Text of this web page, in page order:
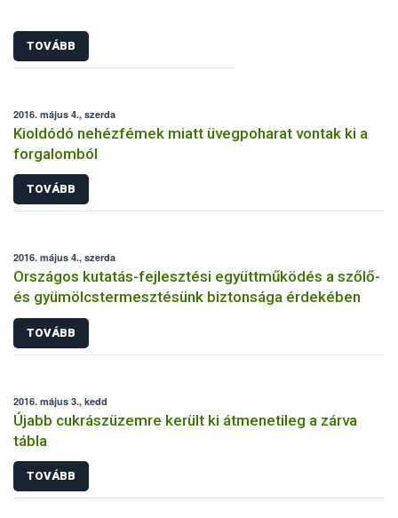
TOVÁBB
2016. május 4., szerda
Kioldódó nehézfémek miatt üvegpoharat vontak ki a
forgalomból
TOVÁBB
2016. május 4., szerda
Országos kutatás-fejlesztési együttműködés a szőlő-
és gyümölcstermesztésünk biztonsága érdekében
TOVÁBB
2016. május 3., kedd
Újabb cukrászüzemre került ki átmenetileg a zárva
tábla
TOVÁBB